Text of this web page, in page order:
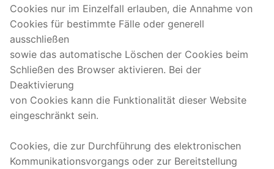
Cookies nur im Einzelfall erlauben, die Annahme von
Cookies für bestimmte Fälle oder generell
ausschließen
sowie das automatische Löschen der Cookies beim
Schließen des Browser aktivieren. Bei der
Deaktivierung
von Cookies kann die Funktionalität dieser Website
eingeschränkt sein.
Cookies, die zur Durchführung des elektronischen
Kommunikationsvorgangs oder zur Bereitstellung